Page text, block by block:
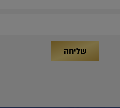
שליחה